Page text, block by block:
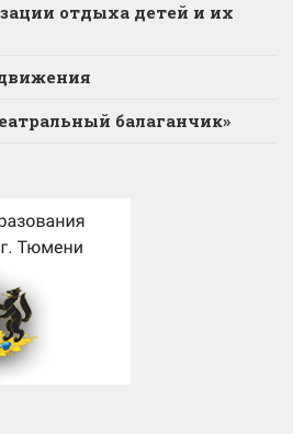
отдыха детей и их
балаганчик»